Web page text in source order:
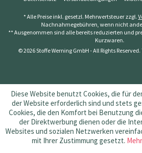
* Alle Preise inkl. gesetzl. Mehrwertsteuer zzgl.
Nachnahmegebühren, wenn nicht
** Ausgenommen sind alle bereits reduzierten und
Kurzwaren.
© 2026 Stoffe Werning GmbH - All Rights
Diese Website benutzt Cookies, die für
der Website erforderlich sind und stets
Cookies, die den Komfort bei Benutzung
der Direktwerbung dienen oder die
Websites und sozialen Netzwerken
mit Ihrer Zustimmung gesetzt.